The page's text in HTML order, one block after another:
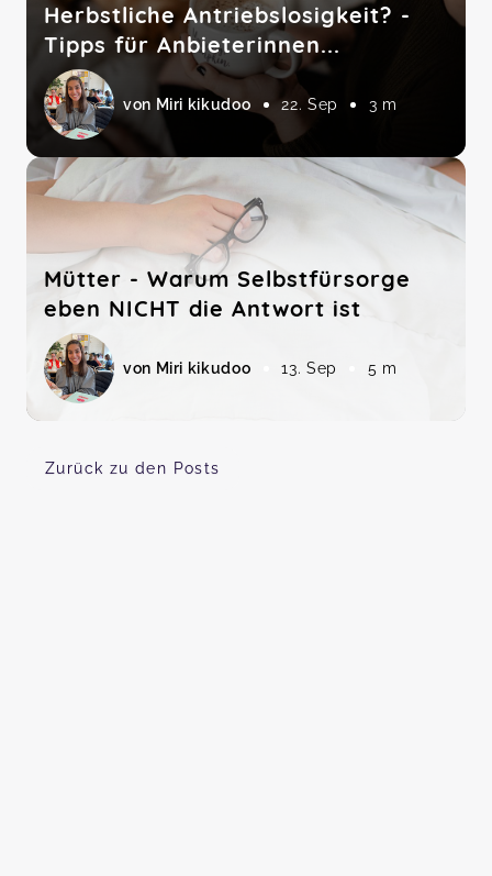
Herbstliche Antriebslosigkeit? -
Tipps für Anbieterinnen...
von Miri kikudoo 22. Sep 3 m
Mütter - Warum Selbstfürsorge
eben NICHT die Antwort ist
von Miri kikudoo 13. Sep 5 m
Zurück zu den Posts